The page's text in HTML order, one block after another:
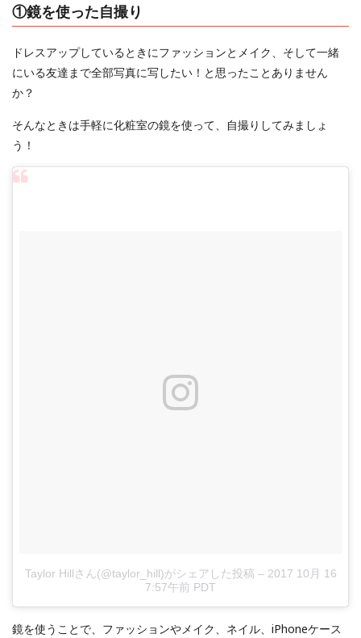
①鏡を使った自撮り
ドレスアップしているときにファッションとメイク、そして一緒
にいる友達まで全部写真に写したい！と思ったことありません
か？
そんなときは手軽に化粧室の鏡を使って、自撮りしてみましょ
う！
Taylor Hillさん(@taylor_hill)がシェアした投稿 – 2017 10月 16
7:57午前 PDT
鏡を使うことで、ファッションやメイク、ネイル、iPhoneケース